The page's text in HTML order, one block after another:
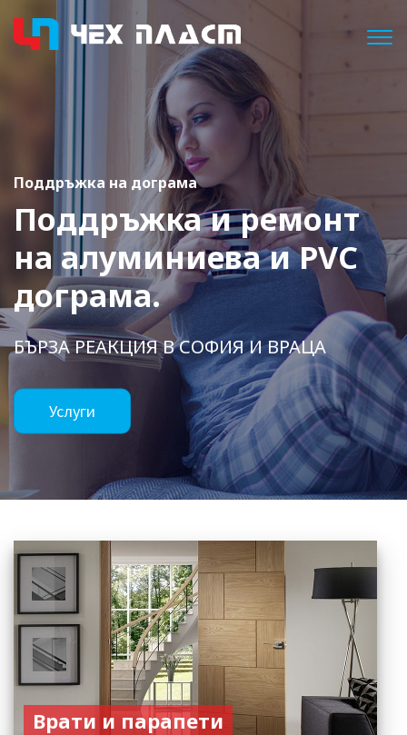
Поддръжка на дограма
Поддръжка и ремонт
на алуминиеваи PVC
дограма.
БЪРЗА РЕАКЦИЯ В СОФИЯ И ВРАЦА
Услуги
Врати и парапети